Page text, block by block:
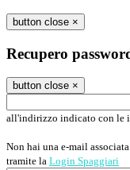
button close ×
Recupero
button close ×
all'indirizzo indicato con le
Non hai una e-mail
tramite la Login Spaggiari